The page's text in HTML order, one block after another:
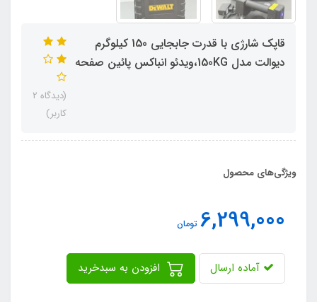
قاپک شارژی با قدرت جابجایی 150 کیلوگرم
دیوالت مدل 150KG،ویدئو انباکس پائین صفحه
(دیدگاه 2
کاربر)
ویژگی‌های محصول
6,299,000 تومان
آماده ارسال